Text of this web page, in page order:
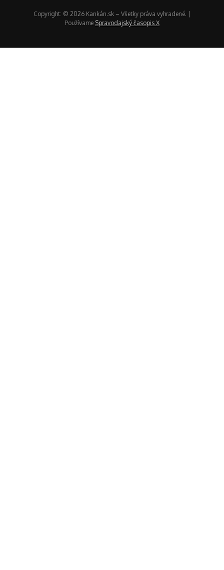
Copyright: © 2026 Kankán.sk – Všetky práva vyhradené. |
Používame Spravodajský časopis X